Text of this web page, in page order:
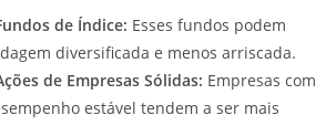
de Índice: Esses fundos podem
diversificada e menos arriscada.
de Empresas Sólidas: Empresas com
estável tendem a ser mais